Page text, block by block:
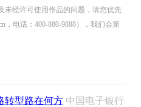
未经许可使用作品的问题，请您优先
，电话：400-880-9888），我们会第
转型路在何方 中国电子银行